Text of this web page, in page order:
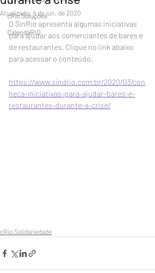
cRio Soluções
CalendáRIO
Atualizado: 4 de jun. de 2020
O SinRio apresenta algumas iniciativas
para ajudar aos comerciantes de bares e
de restaurantes. Clique no link abaixo
para acessar o conteúdo.
https://www.sindrio.com.br/2020/03/con
heca-iniciativas-para-ajudar-bares-e-
restaurantes-durante-a-crise/
cRio Solidariedade